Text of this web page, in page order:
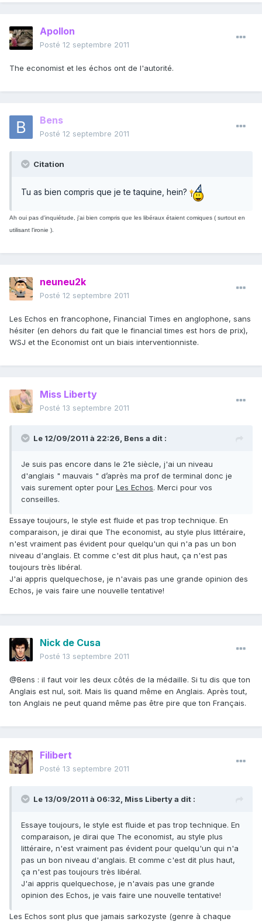
Apollon
Posté 12 septembre 2011
The economist et les échos ont de l'autorité.
Bens
Posté 12 septembre 2011
Citation
Tu as bien compris que je te taquine, hein?
Ah oui pas d'inquiétude, j'ai bien compris que les libéraux étaient comiques ( surtout en
utilisant l'ironie ).
neuneu2k
Posté 12 septembre 2011
Les Echos en francophone, Financial Times en anglophone, sans
hésiter (en dehors du fait que le financial times est hors de prix),
WSJ et the Economist ont un biais interventionniste.
Miss Liberty
Posté 13 septembre 2011
Le 12/09/2011 à 22:26, Bens a dit :
Je suis pas encore dans le 21e siècle, j'ai un niveau
d'anglais " mauvais " d’après ma prof de terminal donc je
vais surement opter pour Les Echos. Merci pour vos
conseilles.
Essaye toujours, le style est fluide et pas trop technique. En
comparaison, je dirai que The economist, au style plus littéraire,
n'est vraiment pas évident pour quelqu'un qui n'a pas un bon
niveau d'anglais. Et comme c'est dit plus haut, ça n'est pas
toujours très libéral.
J'ai appris quelquechose, je n'avais pas une grande opinion des
Echos, je vais faire une nouvelle tentative!
Nick de Cusa
Posté 13 septembre 2011
@Bens : il faut voir les deux côtés de la médaille. Si tu dis que ton
Anglais est nul, soit. Mais lis quand même en Anglais. Après tout,
ton Anglais ne peut quand même pas être pire que ton Français.
Filibert
Posté 13 septembre 2011
Le 13/09/2011 à 06:32, Miss Liberty a dit :
Essaye toujours, le style est fluide et pas trop technique. En
comparaison, je dirai que The economist, au style plus
littéraire, n'est vraiment pas évident pour quelqu'un qui n'a
pas un bon niveau d'anglais. Et comme c'est dit plus haut,
ça n'est pas toujours très libéral.
J'ai appris quelquechose, je n'avais pas une grande
opinion des Echos, je vais faire une nouvelle tentative!
Les Echos sont plus que jamais sarkozyste (genre à chaque